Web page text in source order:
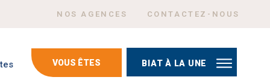
NOS AGENCES CONTACTEZ-NOUS
VOUS ÊTES BIAT À LA UNE